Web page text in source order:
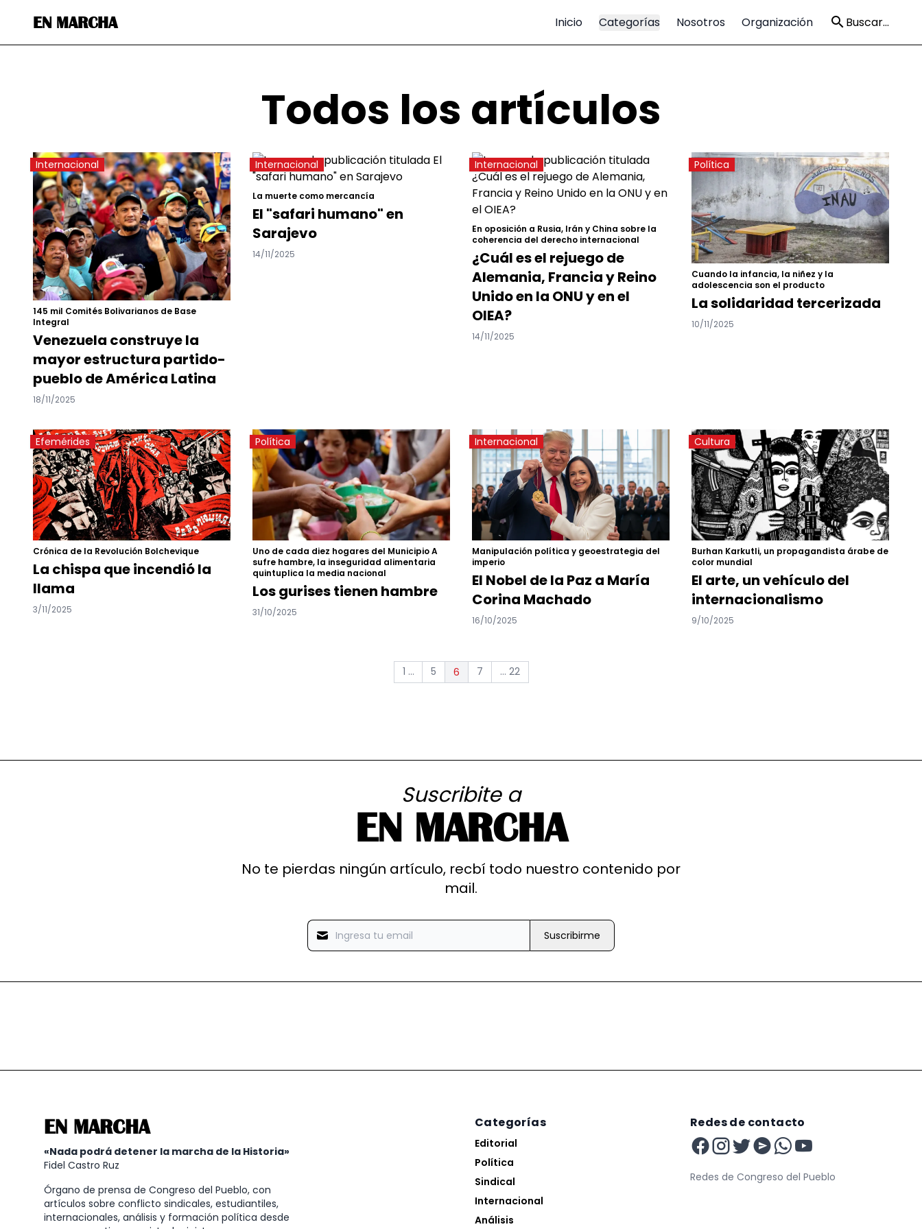
EN MARCHA Inicio Categorías Nosotros Organización Buscar...
Todos los artículos
Internacional
145 mil Comités Bolivarianos de Base
Integral
Venezuela construye la
mayor estructura partido-
pueblo de América Latina
18/11/2025
Internacional
La muerte como mercancía
El "safari humano" en
Sarajevo
14/11/2025
Internacional
En oposición a Rusia, Irán y China sobre la
coherencia del derecho internacional
¿Cuál es el rejuego de
Alemania, Francia y Reino
Unido en la ONU y en el
OIEA?
14/11/2025
Política
Cuando la infancia, la niñez y la
adolescencia son el producto
La solidaridad tercerizada
10/11/2025
Efemérides
Crónica de la Revolución Bolchevique
La chispa que incendió la
llama
3/11/2025
Política
Uno de cada diez hogares del Municipio A
sufre hambre, la inseguridad alimentaria
quintuplica la media nacional
Los gurises tienen hambre
31/10/2025
Internacional
Manipulación política y geoestrategia del
imperio
El Nobel de la Paz a María
Corina Machado
16/10/2025
Cultura
Burhan Karkutli, un propagandista árabe de
color mundial
El arte, un vehículo del
internacionalismo
9/10/2025
1 ... 5 6 7 ... 22
Suscribite a
EN MARCHA
No te pierdas ningún artículo, recbí todo nuestro contenido por
mail.
Suscribirme
EN MARCHA
«Nada podrá detener la marcha de la Historia»
Fidel Castro Ruz
Órgano de prensa de Congreso del Pueblo, con
artículos sobre conflicto sindicales, estudiantiles,
internacionales, análisis y formación política desde
Categorías
Editorial
Política
Sindical
Internacional
Análisis
Redes de contacto
Redes de Congreso del Pueblo